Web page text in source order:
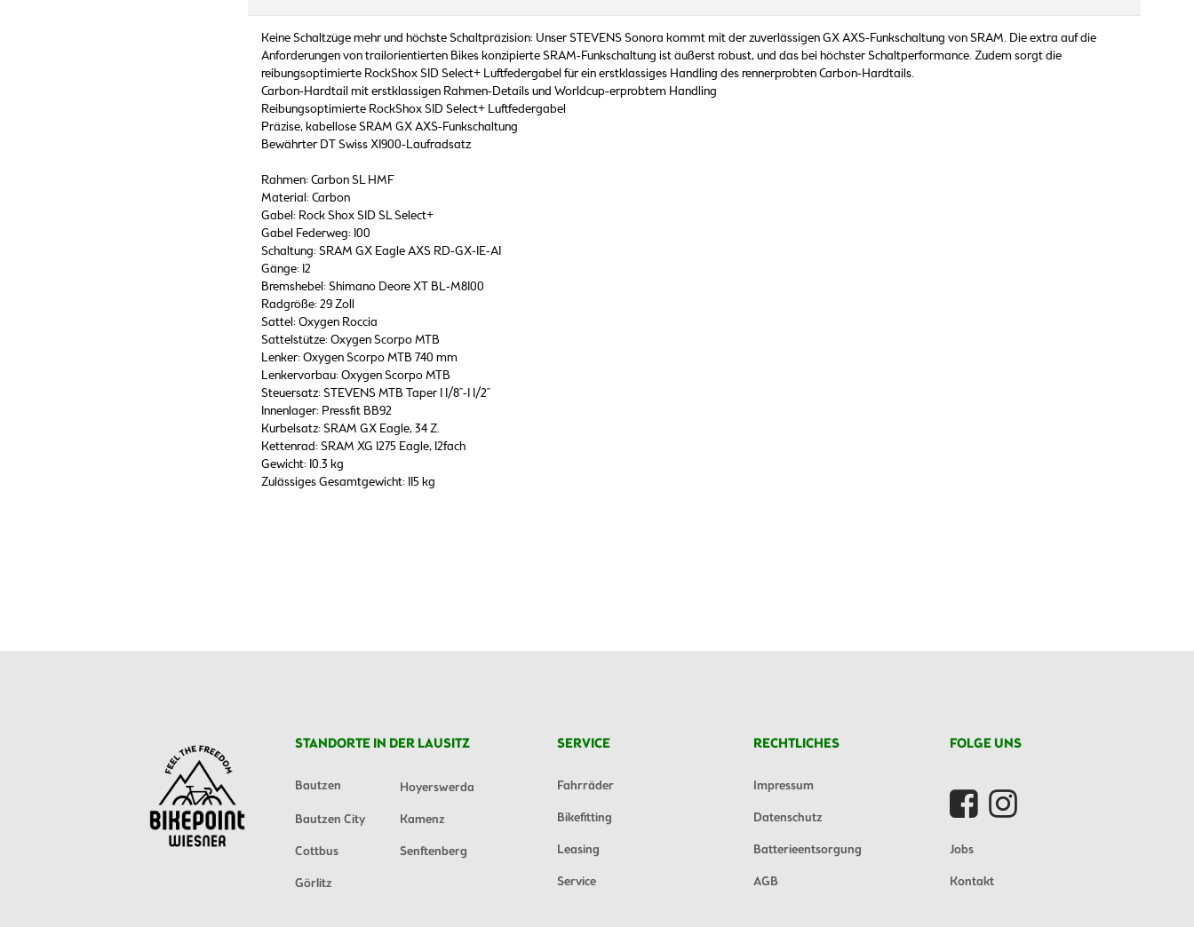
Keine Schaltzüge mehr und höchste Schaltpräzision: Unser STEVENS Sonora kommt mit der zuverlässigen GX AXS-Funkschaltung von SRAM. Die extra auf die
Anforderungen von trailorientierten Bikes konzipierte SRAM-Funkschaltung ist äußerst robust, und das bei höchster Schaltperformance. Zudem sorgt die
reibungsoptimierte RockShox SID Select+ Luftfedergabel für ein erstklassiges Handling des rennerprobten Carbon-Hardtails.
Carbon-Hardtail mit erstklassigen Rahmen-Details und Worldcup-erprobtem Handling
Reibungsoptimierte RockShox SID Select+ Luftfedergabel
Präzise, kabellose SRAM GX AXS-Funkschaltung
Bewährter DT Swiss X1900-Laufradsatz
Rahmen: Carbon SL HMF
Material: Carbon
Gabel: Rock Shox SID SL Select+
Gabel Federweg: 100
Schaltung: SRAM GX Eagle AXS RD-GX-1E-A1
Gänge: 12
Bremshebel: Shimano Deore XT BL-M8100
Radgröße: 29 Zoll
Sattel: Oxygen Roccia
Sattelstütze: Oxygen Scorpo MTB
Lenker: Oxygen Scorpo MTB 740 mm
Lenkervorbau: Oxygen Scorpo MTB
Steuersatz: STEVENS MTB Taper 1 1/8"-1 1/2"
Innenlager: Pressfit BB92
Kurbelsatz: SRAM GX Eagle, 34 Z.
Kettenrad: SRAM XG 1275 Eagle, 12fach
Gewicht: 10.3 kg
Zulässiges Gesamtgewicht: 115 kg
STANDORTE IN DER LAUSITZ
Bautzen
Hoyerswerda
Bautzen City
Kamenz
Cottbus
Senftenberg
Görlitz
SERVICE
Fahrräder
Bikefitting
Leasing
Service
RECHTLICHES
Impressum
Datenschutz
Batterieentsorgung
AGB
FOLGE UNS
Jobs
Kontakt